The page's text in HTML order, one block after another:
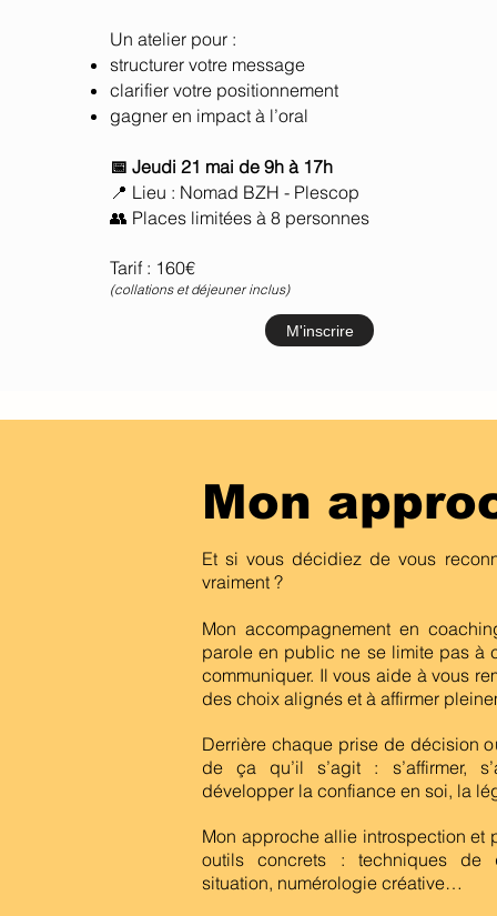
Un atelier pour :
structurer votre message
clarifier votre positionnement
gagner en impact à l’oral
📅 Jeudi 21 mai de 9h à 17h
📍 Lieu : Nomad BZH - Plescop
👥 Places limitées à 8 personnes
Tarif : 160€
(collations et déjeuner inclus)
M'inscrire
Mon
Et si vous décidiez de vous
vraiment ?
Mon accompagnement en
parole en public ne se limite pas à
communiquer. Il vous aide à vous
des choix alignés et à affirmer
Derrière chaque prise de décision
de ça qu’il s’agit : s’affirmer,
développer la confiance en soi, la
Mon approche allie introspection et
outils concrets : techniques de
situation, numérologie créative…